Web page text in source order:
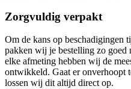
Zorgvuldig verpakt
Om de kans op beschadigingen
pakken wij je bestelling zo goed
elke afmeting hebben wij de
ontwikkeld. Gaat er onverhoopt
lossen wij dit altijd direct op.